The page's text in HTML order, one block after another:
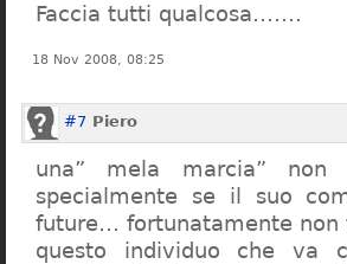
Faccia tutti qualcosa…….
18 Nov 2008, 08:25
#7 Piero
una” mela marcia”
specialmente se il suo
future… fortunatamente non
questo individuo che va